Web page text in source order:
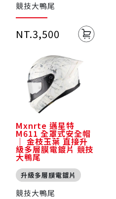
競技大鴨尾
NT.3,500
Mxnrte 邁星特
M611 全罩式安全帽
｜ 金枝玉葉 直接升
級多層膜電鍍片 競技
大鴨尾
升級多層膜電鍍片
競技大鴨尾